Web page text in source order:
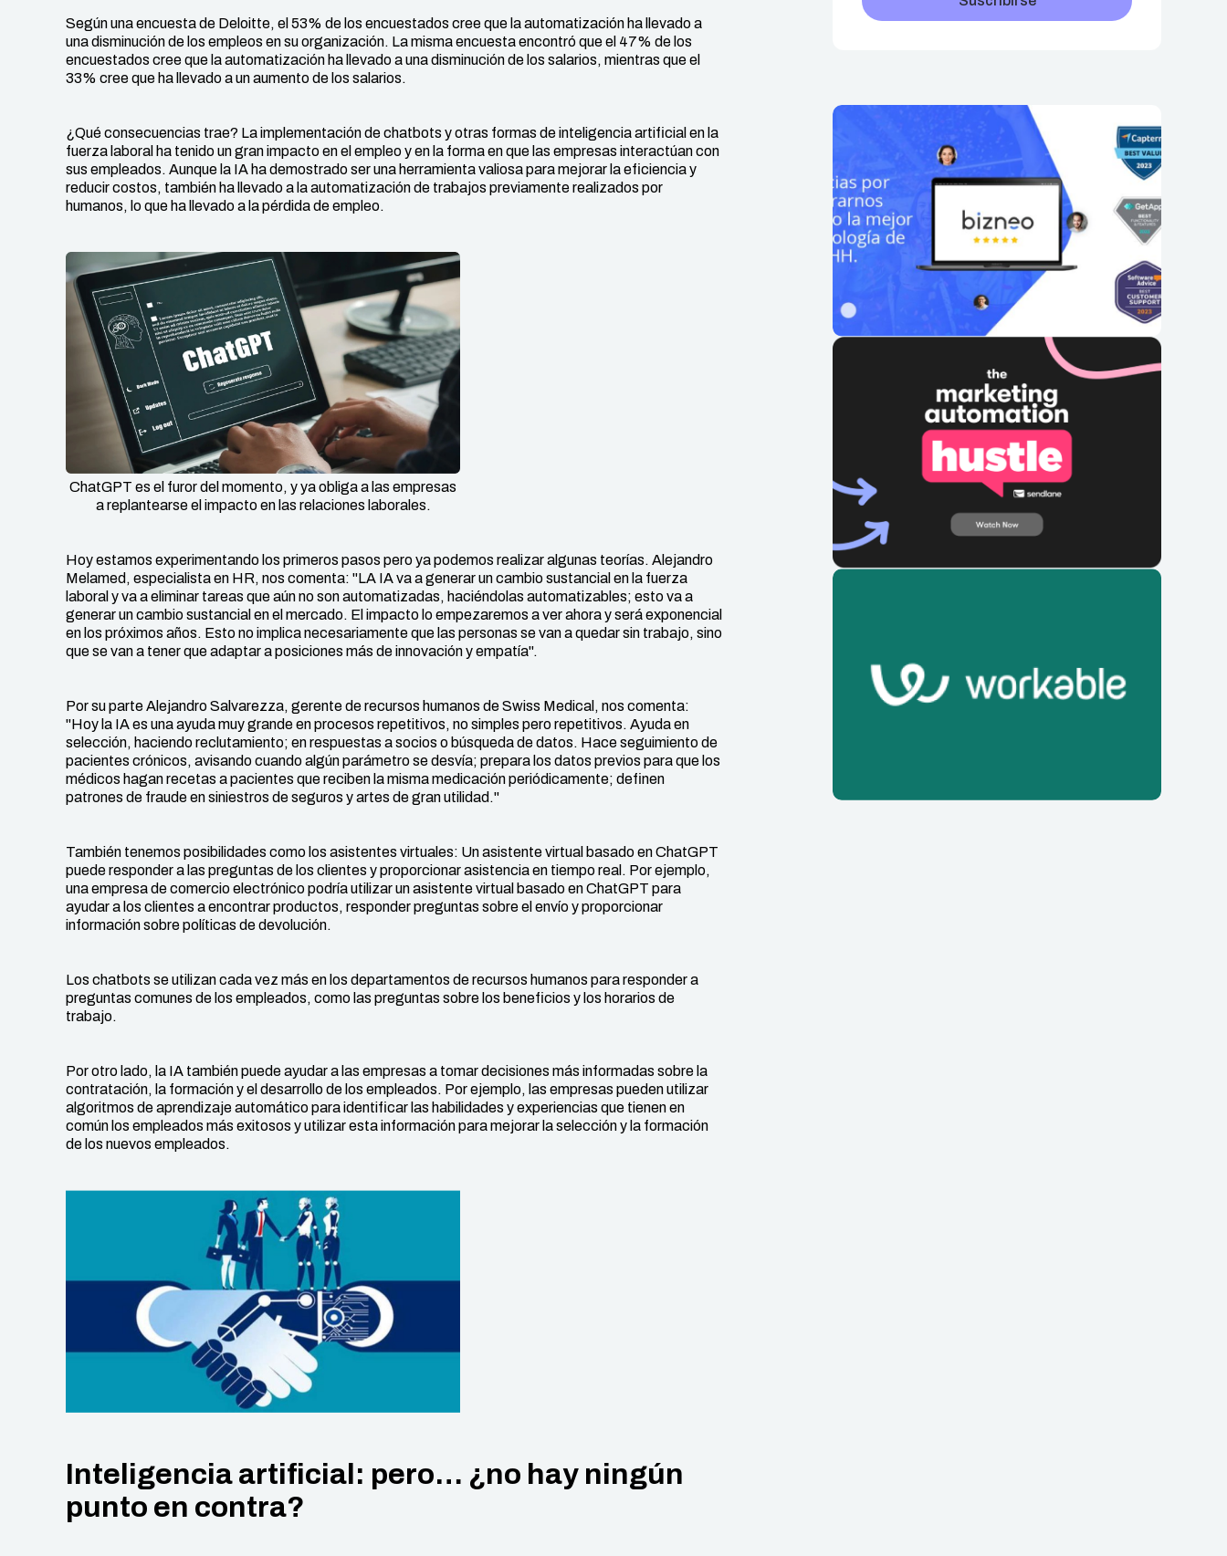
Según una encuesta de Deloitte, el 53% de los encuestados cree que la automatización ha llevado a
una disminución de los empleos en su organización. La misma encuesta encontró que el 47% de los
encuestados cree que la automatización ha llevado a una disminución de los salarios, mientras que el
33% cree que ha llevado a un aumento de los salarios.
¿Qué consecuencias trae? La implementación de chatbots y otras formas de inteligencia artificial en la
fuerza laboral ha tenido un gran impacto en el empleo y en la forma en que las empresas interactúan con
sus empleados. Aunque la IA ha demostrado ser una herramienta valiosa para mejorar la eficiencia y
reducir costos, también ha llevado a la automatización de trabajos previamente realizados por
humanos, lo que ha llevado a la pérdida de empleo.
ChatGPT es el furor del momento, y ya obliga a las empresas
a replantearse el impacto en las relaciones laborales.
Hoy estamos experimentando los primeros pasos pero ya podemos realizar algunas teorías. Alejandro
Melamed, especialista en HR, nos comenta: "LA IA va a generar un cambio sustancial en la fuerza
laboral y va a eliminar tareas que aún no son automatizadas, haciéndolas automatizables; esto va a
generar un cambio sustancial en el mercado. El impacto lo empezaremos a ver ahora y será exponencial
en los próximos años. Esto no implica necesariamente que las personas se van a quedar sin trabajo, sino
que se van a tener que adaptar a posiciones más de innovación y empatía".
Por su parte Alejandro Salvarezza, gerente de recursos humanos de Swiss Medical, nos comenta:
"Hoy la IA es una ayuda muy grande en procesos repetitivos, no simples pero repetitivos. Ayuda en
selección, haciendo reclutamiento; en respuestas a socios o búsqueda de datos. Hace seguimiento de
pacientes crónicos, avisando cuando algún parámetro se desvía; prepara los datos previos para que los
médicos hagan recetas a pacientes que reciben la misma medicación periódicamente; definen
patrones de fraude en siniestros de seguros y artes de gran utilidad."
También tenemos posibilidades como los asistentes virtuales: Un asistente virtual basado en ChatGPT
puede responder a las preguntas de los clientes y proporcionar asistencia en tiempo real. Por ejemplo,
una empresa de comercio electrónico podría utilizar un asistente virtual basado en ChatGPT para
ayudar a los clientes a encontrar productos, responder preguntas sobre el envío y proporcionar
información sobre políticas de devolución.
Los chatbots se utilizan cada vez más en los departamentos de recursos humanos para responder a
preguntas comunes de los empleados, como las preguntas sobre los beneficios y los horarios de
trabajo.
Por otro lado, la IA también puede ayudar a las empresas a tomar decisiones más informadas sobre la
contratación, la formación y el desarrollo de los empleados. Por ejemplo, las empresas pueden utilizar
algoritmos de aprendizaje automático para identificar las habilidades y experiencias que tienen en
común los empleados más exitosos y utilizar esta información para mejorar la selección y la formación
de los nuevos empleados.
Inteligencia artificial: pero… ¿no hay ningún
punto en contra?